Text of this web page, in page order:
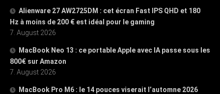
Alienware 27 AW2725DM : cet écran Fast IPS QHD et 180
Hz à moins de 200 € est idéal pour le gaming
7. August 2026
MacBook Neo 13 : ce portable Apple avec IA passe sous les
800€ sur Amazon
7. August 2026
MacBook Pro M6 : le 14 pouces viserait l’automne 2026